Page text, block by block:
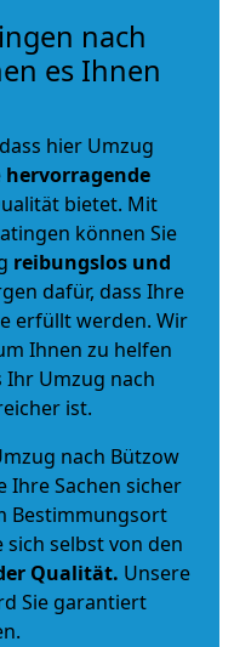
nach
es Ihnen
hier Umzug
hervorragende
bietet. Mit
können Sie
reibungslos und
dafür, dass Ihre
erfüllt werden. Wir
Ihnen zu helfen
Ihr Umzug nach
ist.
nach Bützow
Ihre Sachen sicher
Bestimmungsort
selbst von den
Qualität. Unsere
Sie garantiert